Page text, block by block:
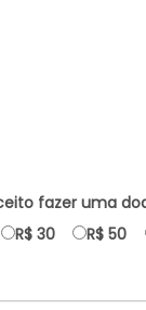
fazer uma
R$ 30 R$ 50